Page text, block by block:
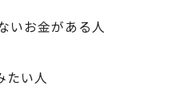
いお金がある人
たい人